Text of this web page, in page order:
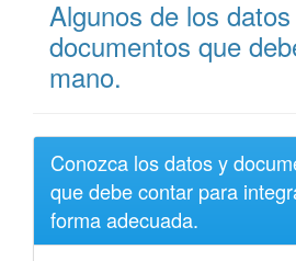
Algunos de los
documentos que
mano.
Conozca los datos y
que debe contar para
forma adecuada.